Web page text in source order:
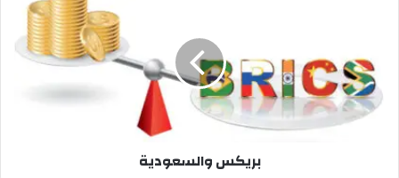
بريكس والسعودية